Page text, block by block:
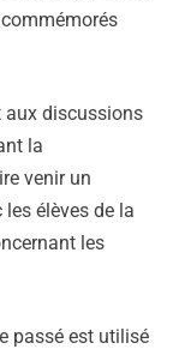
aux discussions
la
venir un
élèves de la
les
passé est utilisé